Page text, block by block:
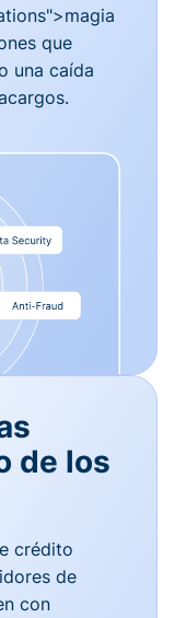
que
una caída
de los
crédito
de
con